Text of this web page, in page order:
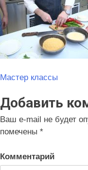
Навигация
по
записям
Мастер классы
Добавить
Ваш e-mail не будет
помечены *
Комментарий